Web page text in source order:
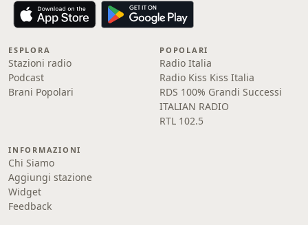
ESPLORA
Stazioni radio
Podcast
Brani Popolari
POPOLARI
Radio Italia
Radio Kiss Kiss Italia
RDS 100% Grandi Successi
ITALIAN RADIO
RTL 102.5
INFORMAZIONI
Chi Siamo
Aggiungi stazione
Widget
Feedback